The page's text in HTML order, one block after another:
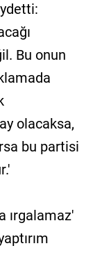
Bu onun
olacaksa,
bu partisi
ırgalamaz'